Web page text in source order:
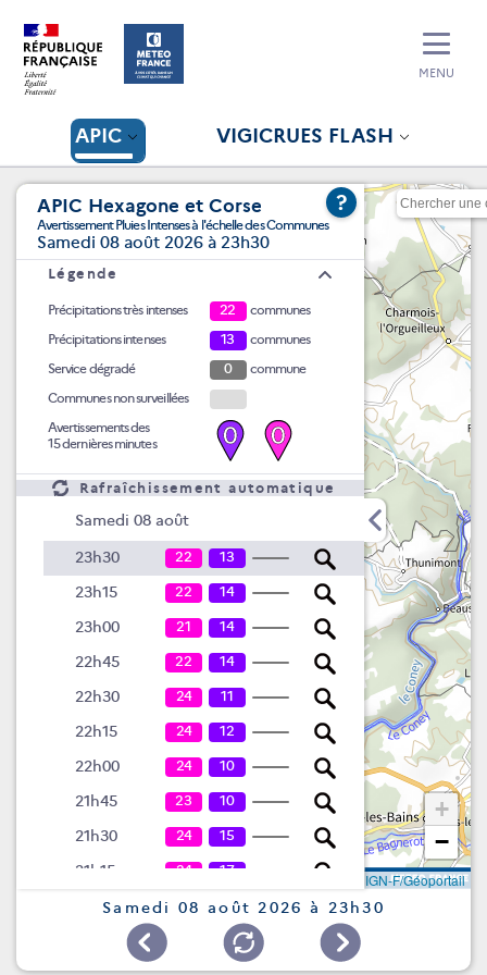
APIC VIGICRUES FLASH
MENU
APIC Hexagone et Corse
Avertissement Pluies Intenses à l'échelle des Communes
Samedi 08 août 2026 à 23h30
?
Légende
Précipitations très intenses 22
communes
Précipitations intenses
13
communes
Service dégradé
0
commune
Communes non surveillées
Avertissements des
15 dernières minutes
0 0
Rafraîchissement automatique
Samedi 08 août
23h30 22 13
23h15 22 14
23h00 21 14
22h45 22 14
22h30 24 11
22h15 24 12
22h00 24 10
21h45 23 10
21h30 24 15
21h15 24 17
21h00 21 23
25
+
−
IGN-F/Géoportail
Samedi 08 août 2026 à 23h30